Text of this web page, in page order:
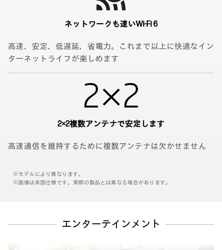
ネットワークも速いWi-Fi 6
高速、安定、低遅延、省電力。これまで以上に快適なイン
ターネットライフが楽しめます
2×2複数アンテナで安定します
高速通信を維持するために複数アンテナは欠かせません
※モデルにより異なります。
※画像は米国仕様です。実際の製品とは異なる場合があります。
エンターテインメント